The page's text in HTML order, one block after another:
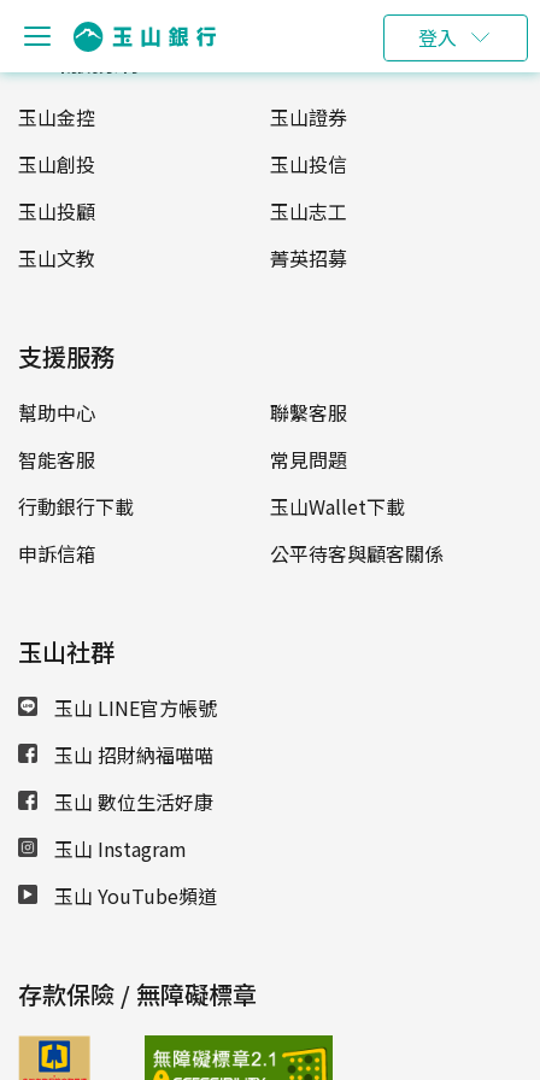
登入
玉山服務網
玉山金控
玉山證券
玉山創投
玉山投信
玉山投顧
玉山志工
玉山文教
菁英招募
支援服務
幫助中心
聯繫客服
智能客服
常見問題
行動銀行下載
玉山Wallet下載
申訴信箱
公平待客與顧客關係
玉山社群
玉山 LINE官方帳號
玉山 招財納福喵喵
玉山 數位生活好康
玉山 Instagram
玉山 YouTube頻道
存款保險 / 無障礙標章